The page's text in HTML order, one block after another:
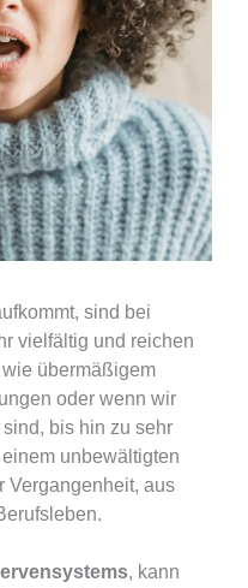
sind bei
vielfältig und reichen
wie übermäßigem
oder wenn wir
bis hin zu sehr
unbewältigten
Vergangenheit, aus
, kann